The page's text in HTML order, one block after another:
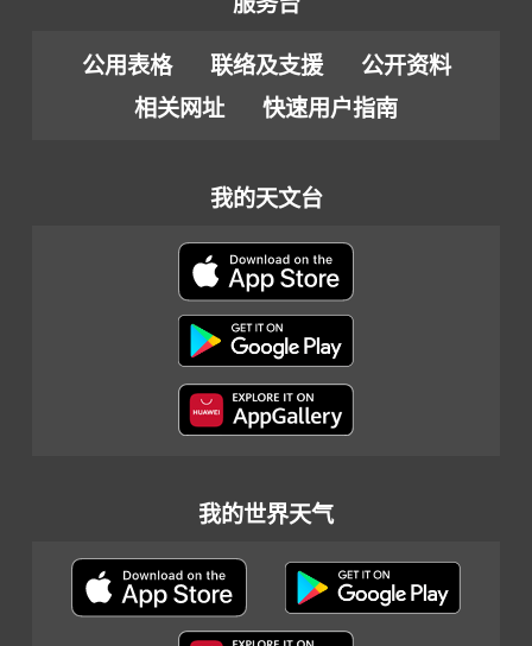
公用表格 联络及支援
公开资料
相关网址
快速用户指南
我的天文台
我的世界天气